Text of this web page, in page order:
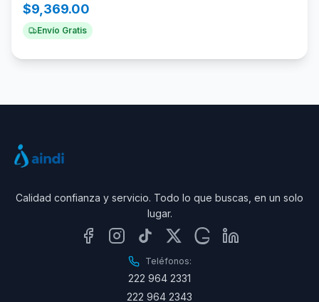
$9,369.00
Envío Gratis
Calidad confianza y servicio. Todo lo que buscas, en un solo
lugar.
Teléfonos:
222 964 2331
222 964 2343